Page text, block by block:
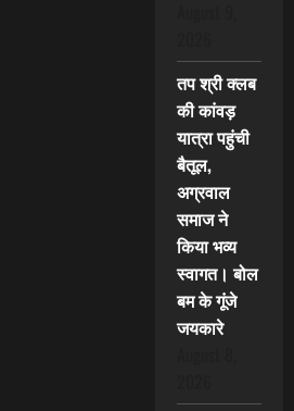
तप श्री क्लब
की कांवड़
यात्रा पहुंची
बैतूल,
अग्रवाल
समाज ने
किया भव्य
स्वागत। बोल
बम के गूंजे
जयकारे